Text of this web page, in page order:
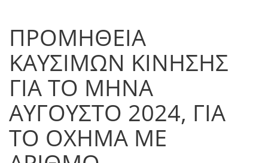
ΠΡΟΜΗΘΕΙΑ
ΚΑΥΣΙΜΩΝ ΚΙΝΗΣΗΣ
ΓΙΑ ΤΟ ΜΗΝΑ
ΑΥΓΟΥΣΤΟ 2024, ΓΙΑ
ΤΟ ΟΧΗΜΑ ΜΕ